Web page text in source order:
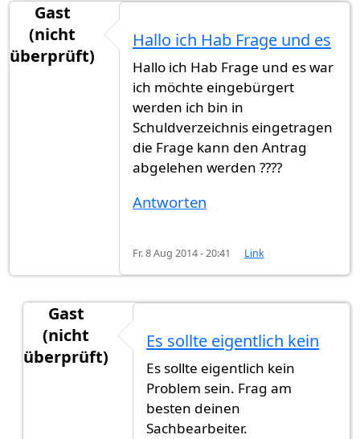
Gast
(nicht
überprüft)
Hallo ich Hab Frage und es
Hallo ich Hab Frage und es war
ich möchte eingebürgert
werden ich bin in
Schuldverzeichnis eingetragen
die Frage kann den Antrag
abgelehen werden ????
Antworten
Fr. 8 Aug 2014 - 20:41 Link
Gast
(nicht
überprüft)
Hallo ich Hab Frage und es
Es sollte eigentlich kein
Es sollte eigentlich kein
Problem sein. Frag am
besten deinen
Sachbearbeiter.